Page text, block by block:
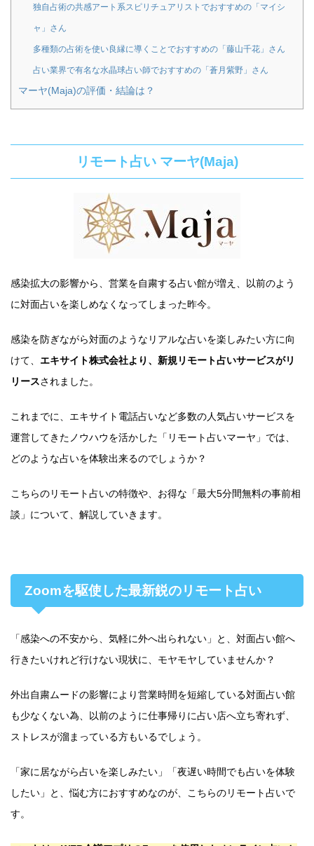
独自占術の共感アート系スピリチュアリストでおすすめの「マイシ
ャ」さん
多種類の占術を使い良縁に導くことでおすすめの「藤山千花」さん
占い業界で有名な水晶球占い師でおすすめの「蒼月紫野」さん
マーヤ(Maja)の評価・結論は？
リモート占い マーヤ(Maja)
感染拡大の影響から、営業を自粛する占い館が増え、以前のよう
に対面占いを楽しめなくなってしまった昨今。
感染を防ぎながら対面のようなリアルな占いを楽しみたい方に向
けて、 エキサイト株式会社より、新規リモート占いサービスがリ
リースされました。
これまでに、エキサイト電話占いなど多数の人気占いサービスを
運営してきたノウハウを活かした「リモート占いマーヤ」では、
どのような占いを体験出来るのでしょうか？
こちらのリモート占いの特徴や、お得な「最大5分間無料の事前相
談」について、解説していきます。
Zoomを駆使した最新鋭のリモート占い
「感染への不安から、気軽に外へ出られない」と、対面占い館へ
行きたいけれど行けない現状に、モヤモヤしていませんか？
外出自粛ムードの影響により営業時間を短縮している対面占い館
も少なくない為、以前のように仕事帰りに占い店へ立ち寄れず、
ストレスが溜まっている方もいるでしょう。
「家に居ながら占いを楽しみたい」「夜遅い時間でも占いを体験
したい」と、悩む方におすすめなのが、こちらのリモート占いで
す。